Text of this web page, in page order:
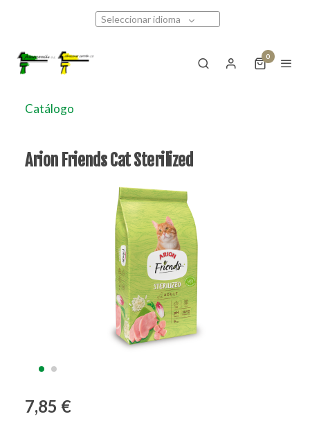
Seleccionar idioma
0
Catálogo
Arion Friends Cat Sterilized
7,85 €